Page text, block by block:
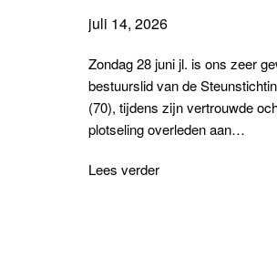
juli 14, 2026
Zondag 28 juni jl. is ons zeer
bestuurslid van de
(70), tijdens zijn vertrouwde
plotseling overleden aan…
Lees verderI